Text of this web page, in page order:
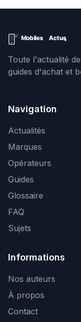
Toute l'actualité
guides d'achat et
Navigation
Actualités
Marques
Opérateurs
Guides
Glossaire
FAQ
Sujets
Informations
Nos auteurs
À propos
Contact